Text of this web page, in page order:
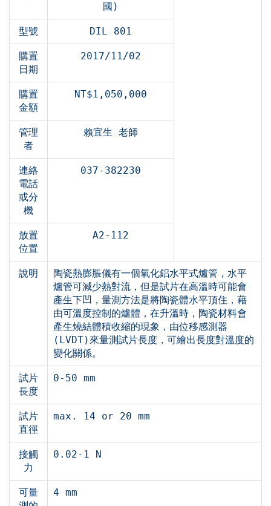
國)
型號 DIL 801
購置
日期
2017/11/02
購置
金額
NT$1,050,000
管理
者
賴宜生 老師
連絡
電話
或分
機
037-382230
放置
位置
A2-112
說明
陶瓷熱膨脹儀有一個氧化鋁水平式爐管，水平
爐管可減少熱對流，但是試片在高溫時可能會
產生下凹，量測方法是將陶瓷體水平頂住，藉
由可溫度控制的爐體，在升溫時，陶瓷材料會
產生燒結體積收縮的現象，由位移感測器
(LVDT)來量測試片長度，可繪出長度對溫度的
變化關係。
試片
長度
0-50 mm
試片
直徑
max. 14 or 20 mm
接觸
力
0.02-1 N
可量
4 mm